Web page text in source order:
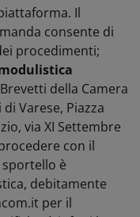
Il
consente di
procedimenti;
della Camera
Varese, Piazza
via XI Settembre
con il
è
debitamente
per il